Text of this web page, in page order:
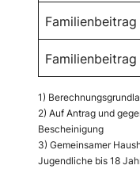
Familienbeitrag
Familienbeitrag
1)
2) Auf Antrag und
Bescheinigung
3) Gemeinsamer
Jugendliche bis 18